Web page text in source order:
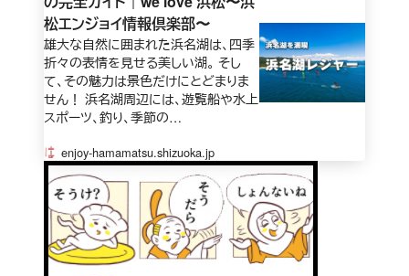
松エンジョイ情報倶楽部〜
雄大な自然に囲まれた浜名湖は、四季
折々の表情を見せる美しい湖。 そし
て、その魅力は景色だけにとどまりま
せん！ 浜名湖周辺には、遊覧船や水上
スポーツ、釣り、季節の…
enjoy-hamamatsu.shizuoka.jp